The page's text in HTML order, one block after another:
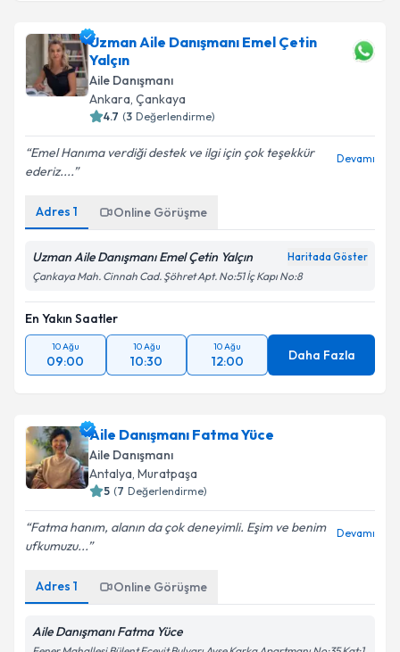
Uzman Aile Danışmanı Emel Çetin
Yalçın
Aile Danışmanı
Ankara, Çankaya
( Değerlendirme)
Emel Hanıma verdiği destek ve ilgi için çok teşekkür
ederiz....
Adres 1 Online Görüşme
Uzman Aile Danışmanı Emel Çetin Yalçın
Çankaya Mah. Cinnah Cad. Şöhret Apt. No:51 İç Kapı No:8
En Yakın Saatler
10 Ağu
09:00
10 Ağu
10:30
10 Ağu
12:00 Daha Fazla
Aile Danışmanı Fatma Yüce
Aile Danışmanı
Antalya, Muratpaşa
( Değerlendirme)
Fatma hanım, alanın da çok deneyimli. Eşim ve benim
ufkumuzu...
Adres 1 Online Görüşme
Aile Danışmanı Fatma Yüce